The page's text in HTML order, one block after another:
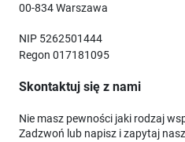
00-834 Warszawa
NIP 5262501444
Regon 017181095
Skontaktuj się z nami
Nie masz pewności jaki rodzaj
Zadzwoń lub napisz i zapytaj